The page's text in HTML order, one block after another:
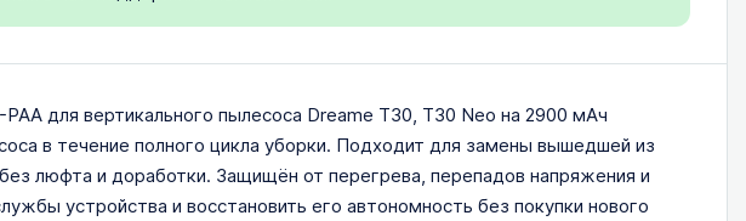
для вертикального пылесоса Dreame T30, T30 Neo на 2900 мАч
в течение полного цикла уборки. Подходит для замены вышедшей из
люфта и доработки. Защищён от перегрева, перепадов напряжения и
устройства и восстановить его автономность без покупки нового